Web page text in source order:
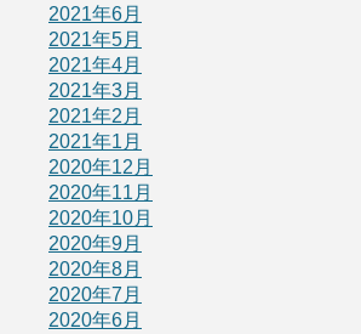
2021年6月
2021年5月
2021年4月
2021年3月
2021年2月
2021年1月
2020年12月
2020年11月
2020年10月
2020年9月
2020年8月
2020年7月
2020年6月